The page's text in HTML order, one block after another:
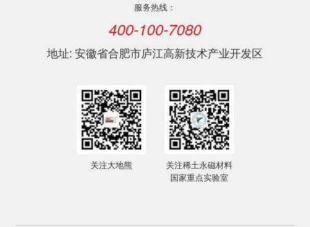
服务热线：
400-100-7080
地址: 安徽省合肥市庐江高新技术产业开发区
关注大地熊
关注稀土永磁材料
国家重点实验室